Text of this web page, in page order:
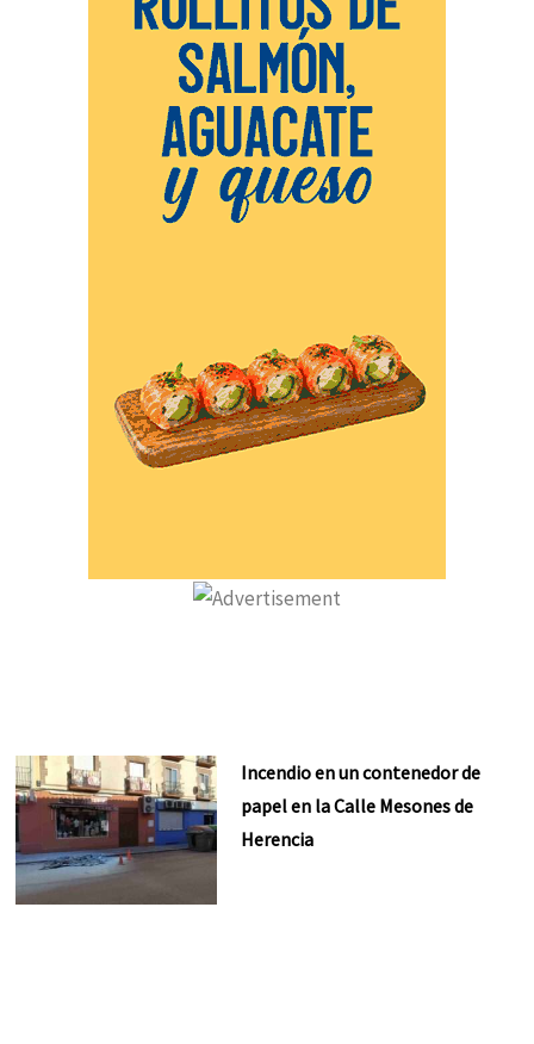
Incendio en un contenedor de
papel en la Calle Mesones de
Herencia